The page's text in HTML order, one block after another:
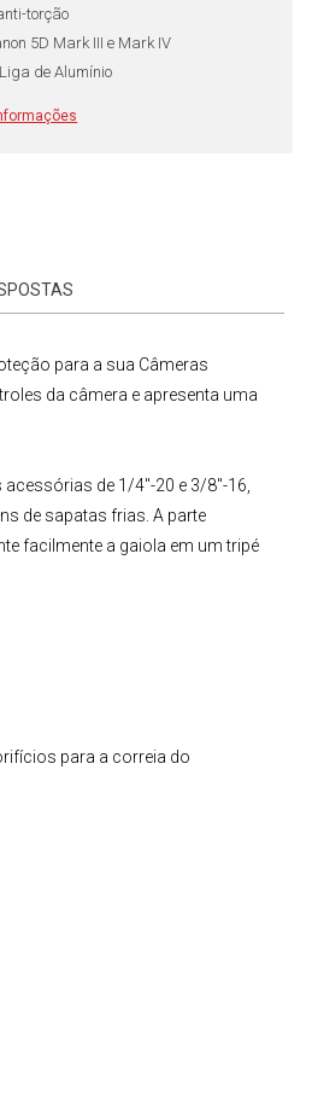
torção
5D Mark III e Mark IV
de Alumínio
para a sua Câmeras
da câmera e apresenta uma
de 1/4"-20 e 3/8"-16,
de sapatas frias. A parte
facilmente a gaiola em um tripé
para a correia do